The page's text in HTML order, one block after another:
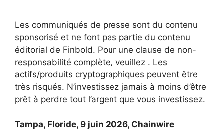
Les communiqués de presse sont du contenu
sponsorisé et ne font pas partie du contenu
éditorial de Finbold. Pour une clause de non-
responsabilité complète, veuillez . Les
actifs/produits cryptographiques peuvent être
très risqués. N’investissez jamais à moins d’être
prêt à perdre tout l’argent que vous investissez.
Tampa, Floride, 9 juin 2026, Chainwire